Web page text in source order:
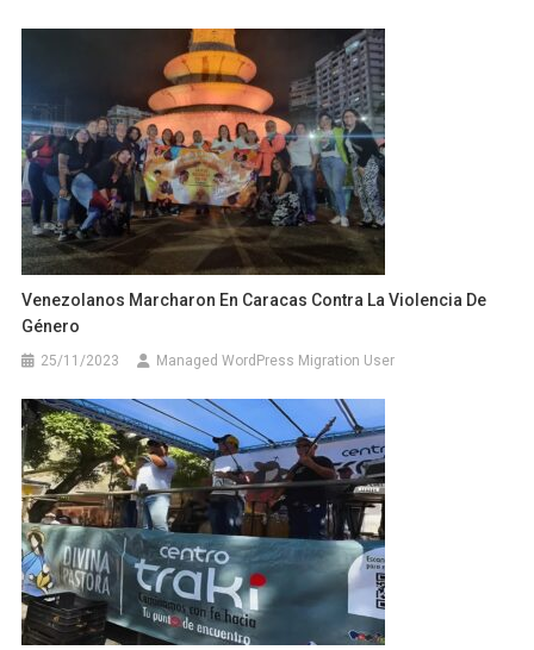
Venezolanos Marcharon En Caracas Contra La Violencia De
Género
25/11/2023 Managed WordPress Migration User